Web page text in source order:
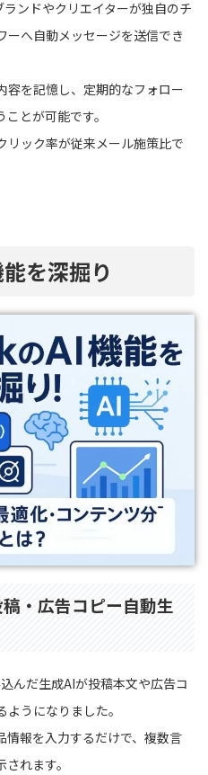
ンドやクリエイターが独自のチ
ーへ自動メッセージを送信でき
容を記憶し、定期的なフォロー
とが可能です。
リック率が従来メール施策比で
を深掘り
・広告コピー自動生
んだ生成AIが投稿本文や広告コ
うになりました。
情報を入力するだけで、複数言
れます。